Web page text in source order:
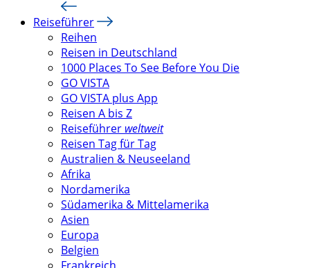
Reiseführer
Reihen
Reisen in Deutschland
1000 Places To See Before You Die
GO VISTA
GO VISTA plus App
Reisen A bis Z
Reiseführer weltweit
Reisen Tag für Tag
Australien & Neuseeland
Afrika
Nordamerika
Südamerika & Mittelamerika
Asien
Europa
Belgien